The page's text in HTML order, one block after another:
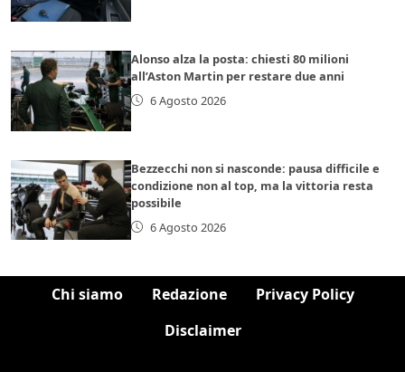
Alonso alza la posta: chiesti 80 milioni
all’Aston Martin per restare due anni
6 Agosto 2026
Bezzecchi non si nasconde: pausa difficile e
condizione non al top, ma la vittoria resta
possibile
6 Agosto 2026
Chi siamo Redazione
Privacy Policy
Disclaimer